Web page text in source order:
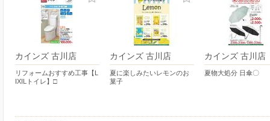
カインズ 古川店
リフォームおすすめ工事【L
IXILトイレ】□
カインズ 古川店
夏に楽しみたいレモンのお
菓子
カインズ 古川店
夏物大処分 日傘〇